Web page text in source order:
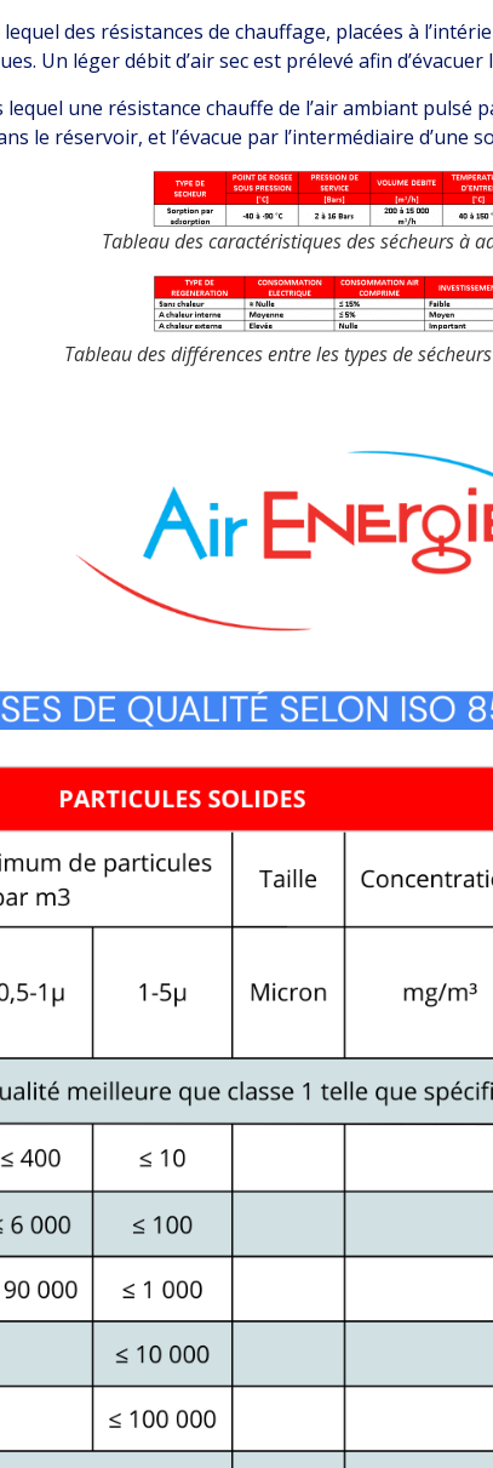
des résistances de chauffage, placées à
Un léger débit d’air sec est prélevé afin d’évacuer
une résistance chauffe de l’air ambiant
le réservoir, et l’évacue par l’intermédiaire d’une
Tableau des caractéristiques des sécheurs à
Tableau des différences entre les types de